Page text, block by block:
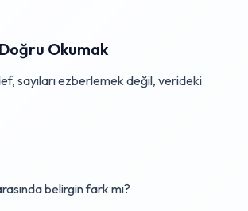
Okumak
sayıları ezberlemek değil, verideki
belirgin fark mı?